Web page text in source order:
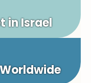
in Israel